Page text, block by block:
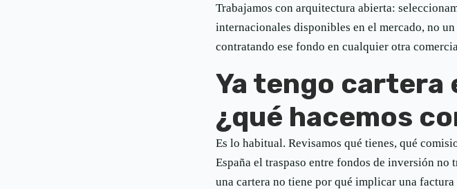
Trabajamos con arquitectura abierta:
internacionales disponibles en el mercado, no
contratando ese fondo en cualquier otra
Ya tengo cartera
¿qué hacemos
Es lo habitual. Revisamos qué tienes, qué
España el traspaso entre fondos de inversión
una cartera no tiene por qué implicar una